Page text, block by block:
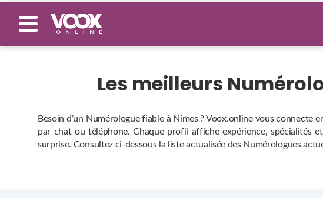
Les meilleurs
Besoin d’un Numérologue fiable à Nîmes ? Voox.online vous
par chat ou téléphone. Chaque profil affiche expérience, spécialités
surprise. Consultez ci‑dessous la liste actualisée des Numérologues